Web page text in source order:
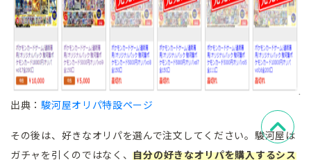
出典：駿河屋オリパ特設ページ
その後は、好きなオリパを選んで注文してください。駿河屋は
ガチャを引くのではなく、自分の好きなオリパを購入するシス